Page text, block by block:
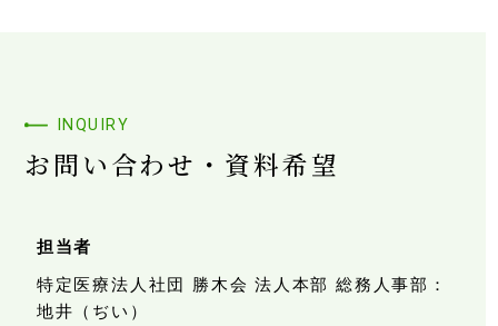
INQUIRY
お問い合わせ・資料希望
担当者
特定医療法人社団 勝木会 法人本部 総務人事部：
地井（ぢい）